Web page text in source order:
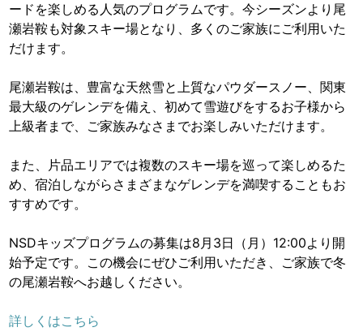
ードを楽しめる人気のプログラムです。今シーズンより尾
瀬岩鞍も対象スキー場となり、多くのご家族にご利用いた
だけます。
尾瀬岩鞍は、豊富な天然雪と上質なパウダースノー、関東
最大級のゲレンデを備え、初めて雪遊びをするお子様から
上級者まで、ご家族みなさまでお楽しみいただけます。
また、片品エリアでは複数のスキー場を巡って楽しめるた
め、宿泊しながらさまざまなゲレンデを満喫することもお
すすめです。
NSDキッズプログラムの募集は8月3日（月）12:00より開
始予定です。この機会にぜひご利用いただき、ご家族で冬
の尾瀬岩鞍へお越しください。
詳しくはこちら